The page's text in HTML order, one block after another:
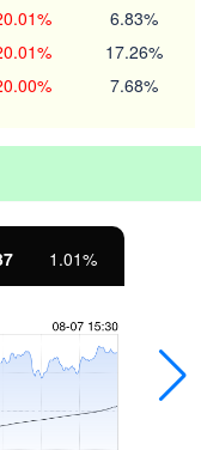
6.83%
17.26%
7.68%
1.01%